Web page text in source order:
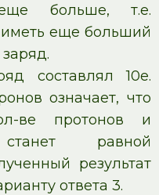
больше, т.е.
иметь еще больший
составлял 10е.
означает, что
ве протонов и
равной
результат
ответа 3.